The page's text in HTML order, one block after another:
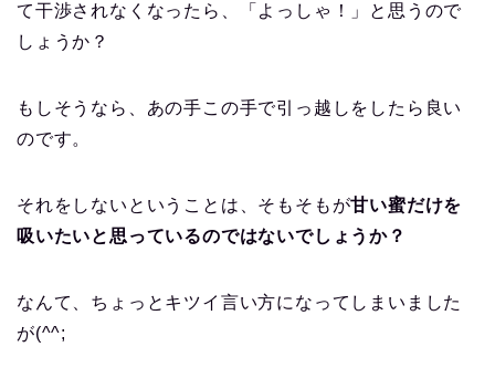
て干渉されなくなったら、「よっしゃ！」と思うので
しょうか？
もしそうなら、あの手この手で引っ越しをしたら良い
のです。
それをしないということは、そもそもが甘い蜜だけを
吸いたいと思っているのではないでしょうか？
なんて、ちょっとキツイ言い方になってしまいました
が(^^;